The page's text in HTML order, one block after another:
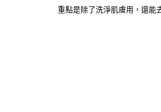
重點是除了洗淨肌膚用，還能